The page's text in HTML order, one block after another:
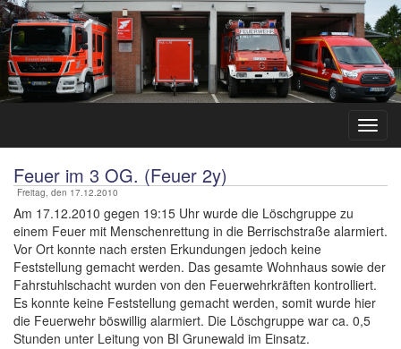
Feuer im 3 OG. (Feuer 2y)
Freitag, den 17.12.2010
Am 17.12.2010 gegen 19:15 Uhr wurde die Löschgruppe zu
einem Feuer mit Menschenrettung in die Berrischstraße alarmiert.
Vor Ort konnte nach ersten Erkundungen jedoch keine
Feststellung gemacht werden. Das gesamte Wohnhaus sowie der
Fahrstuhlschacht wurden von den Feuerwehrkräften kontrolliert.
Es konnte keine Feststellung gemacht werden, somit wurde hier
die Feuerwehr böswillig alarmiert. Die Löschgruppe war ca. 0,5
Stunden unter Leitung von BI Grunewald im Einsatz.